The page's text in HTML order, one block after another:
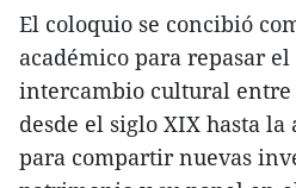
El coloquio se concibió
académico para repasar el
intercambio cultural
desde el siglo XIX hasta
para compartir nuevas